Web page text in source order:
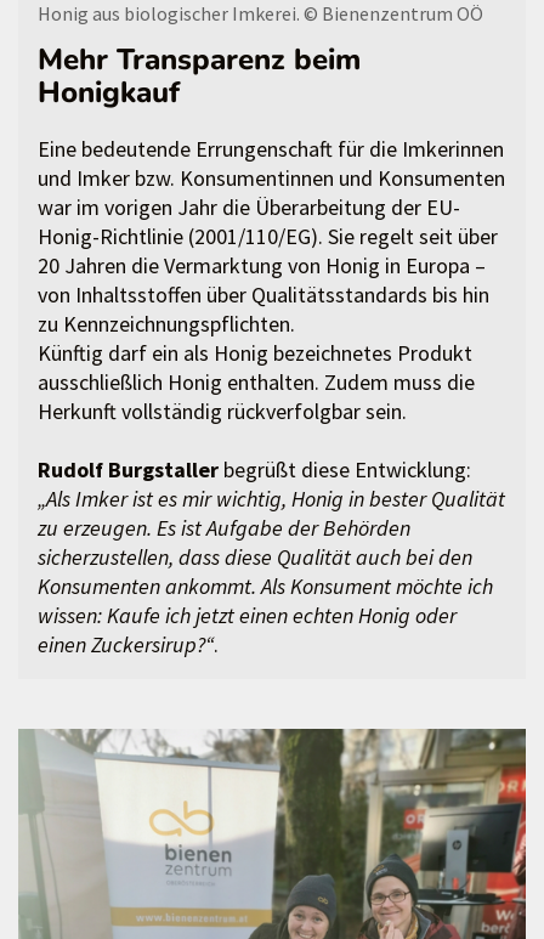
Honig aus biologischer Imkerei. © Bienenzentrum OÖ
Mehr Transparenz beim
Honigkauf
Eine bedeutende Errungenschaft für die Imkerinnen
und Imker bzw. Konsumentinnen und Konsumenten
war im vorigen Jahr die Überarbeitung der EU-
Honig-Richtlinie (2001/110/EG). Sie regelt seit über
20 Jahren die Vermarktung von Honig in Europa –
von Inhaltsstoffen über Qualitätsstandards bis hin
zu Kennzeichnungspflichten.
Künftig darf ein als Honig bezeichnetes Produkt
ausschließlich Honig enthalten. Zudem muss die
Herkunft vollständig rückverfolgbar sein.
Rudolf Burgstaller begrüßt diese Entwicklung:
„Als Imker ist es mir wichtig, Honig in bester Qualität
zu erzeugen. Es ist Aufgabe der Behörden
sicherzustellen, dass diese Qualität auch bei den
Konsumenten ankommt. Als Konsument möchte ich
wissen: Kaufe ich jetzt einen echten Honig oder
einen Zuckersirup?“.